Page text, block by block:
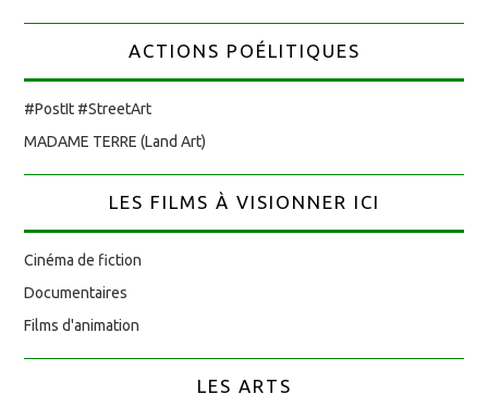
ACTIONS POÉLITIQUES
#PostIt #StreetArt
MADAME TERRE (Land Art)
LES FILMS À VISIONNER ICI
Cinéma de fiction
Documentaires
Films d'animation
LES ARTS